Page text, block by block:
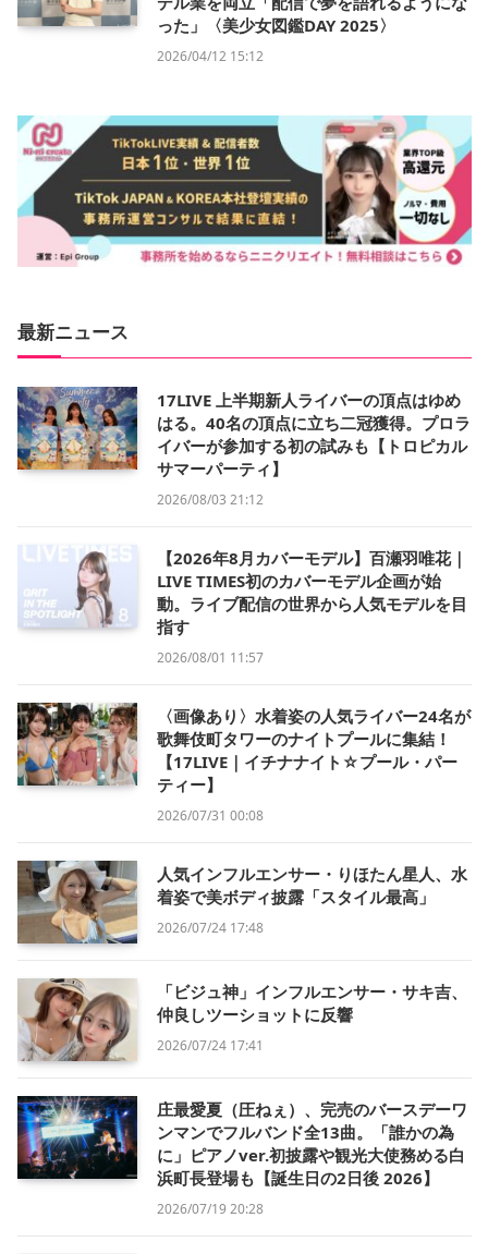
った」〈美少女図鑑DAY 2025〉
2026/04/12 15:12
最新ニュース
17LIVE 上半期新人ライバーの頂点はゆめ
はる。40名の頂点に立ち二冠獲得。プロラ
イバーが参加する初の試みも【トロピカル
サマーパーティ】
2026/08/03 21:12
【2026年8月カバーモデル】百瀬羽唯花｜
LIVE TIMES初のカバーモデル企画が始
動。ライブ配信の世界から人気モデルを目
指す
2026/08/01 11:57
〈画像あり〉水着姿の人気ライバー24名が
歌舞伎町タワーのナイトプールに集結！
【17LIVE｜イチナナイト☆プール・パー
ティー】
2026/07/31 00:08
人気インフルエンサー・りほたん星人、水
着姿で美ボディ披露「スタイル最高」
2026/07/24 17:48
「ビジュ神」インフルエンサー・サキ吉、
仲良しツーショットに反響
2026/07/24 17:41
庄最愛夏（圧ねぇ）、完売のバースデーワ
ンマンでフルバンド全13曲。「誰かの為
に」ピアノver.初披露や観光大使務める白
浜町長登場も【誕生日の2日後 2026】
2026/07/19 20:28